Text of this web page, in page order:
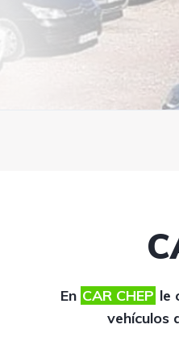
En CAR CHEP le
vehículos